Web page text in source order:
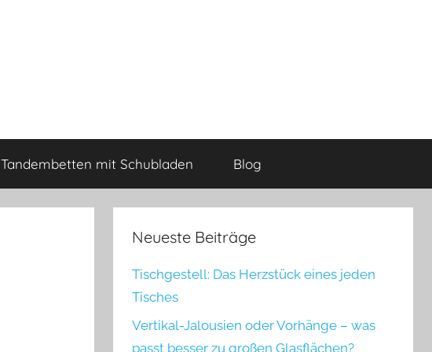
Tandembetten mit Schubladen Blog
Neueste Beiträge
Tischgestell: Das Herzstück eines jeden
Tisches
Vertikal-Jalousien oder Vorhänge – was
passt besser zu großen Glasflächen?